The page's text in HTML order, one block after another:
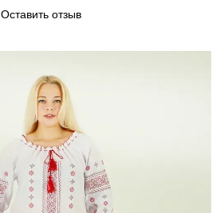
Оставить отзыв